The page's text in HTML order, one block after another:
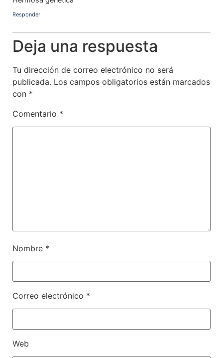
Responder
Deja una respuesta
Tu dirección de correo electrónico no será
publicada. Los campos obligatorios están marcados
con *
Comentario *
Nombre *
Correo electrónico *
Web